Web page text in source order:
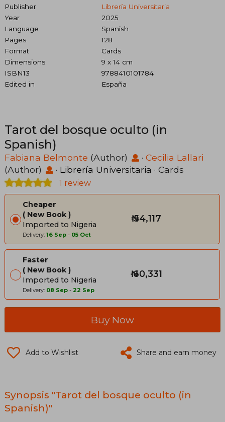
Publisher
Librería Universitaria
Year
2025
Language
Spanish
Pages
128
Format
Cards
Dimensions
9 x 14 cm
ISBN13
9788410101784
Edited in
España
Tarot del bosque oculto (in
Spanish)
Fabiana Belmonte (Author) · Cecilia Lallari
(Author)
· Librería Universitaria · Cards
1 review
Cheaper
New Book
Imported to Nigeria
Delivery: 16 Sep - 05 Oct
₦ 54,117
Faster
New Book
Imported to Nigeria
Delivery: 08 Sep - 22 Sep
₦ 60,331
Buy Now
Add to Wishlist Share and earn money
Synopsis "Tarot del bosque oculto (in
Spanish)"